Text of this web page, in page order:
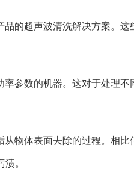
的超声波清洗解决方案。
参数的机器。这对于处理
物体表面去除的过程。相比
。